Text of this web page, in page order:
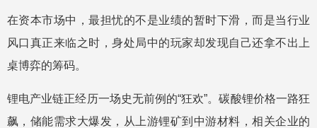
在资本市场中，最担忧的不是业绩的暂时下滑，而是当行业
风口真正来临之时，身处局中的玩家却发现自己还拿不出上
桌博弈的筹码。
锂电产业链正经历一场史无前例的“狂欢”。碳酸锂价格一路狂
飙，储能需求大爆发，从上游锂矿到中游材料，相关企业的